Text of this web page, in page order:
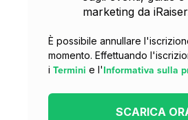
marketing da
È possibile annullare
momento. Effettuando
i Termini e l'Informativa sulla